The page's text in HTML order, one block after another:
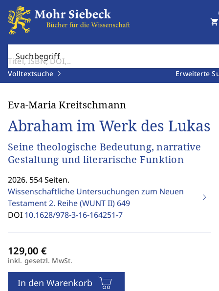
Suchbegriff
Volltextsuche Erweiterte
shopping_cart
Eva-Maria Kreitschmann
Abraham im Werk des Lukas
Seine theologische Bedeutung, narrative
Gestaltung und literarische Funktion
2026. 554 Seiten.
Wissenschaftliche Untersuchungen zum Neuen
Testament 2. Reihe (WUNT II) 649
DOI 10.1628/978-3-16-164251-7
inkl. gesetzl. MwSt.
In den Warenkorb